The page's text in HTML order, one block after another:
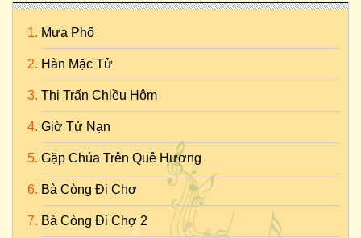
Mưa Phố
Hàn Mặc Tử
Thị Trấn Chiều Hôm
Giờ Tử Nạn
Gặp Chúa Trên Quê Hương
Bà Còng Đi Chợ
Bà Còng Đi Chợ 2